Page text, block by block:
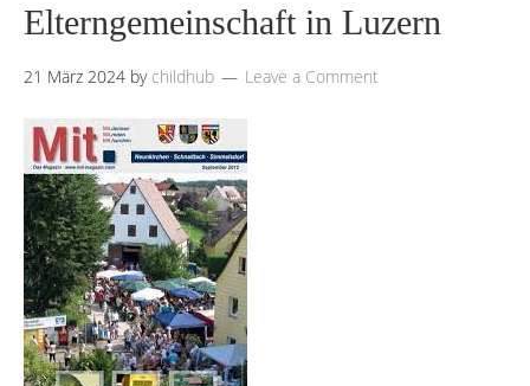
Elterngemeinschaft in Luzern
21 März 2024 by childhub Leave a Comment